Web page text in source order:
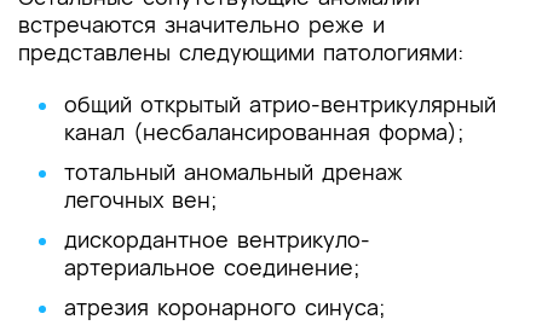
встречаются значительно реже и
представлены следующими патологиями:
общий открытый атрио-вентрикулярный
канал (несбалансированная форма);
тотальный аномальный дренаж
легочных вен;
дискордантное вентрикуло-
артериальное соединение;
атрезия коронарного синуса;